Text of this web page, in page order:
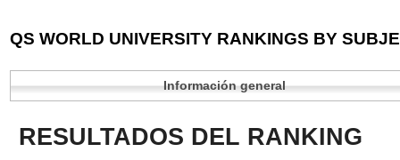
QS WORLD UNIVERSITY RANKINGS BY
Información general
RESULTADOS DEL RANKING